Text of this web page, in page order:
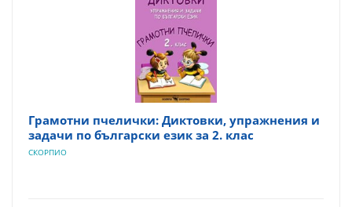
Грамотни пчелички: Диктовки, упражнения и
задачи по български език за 2. клас
СКОРПИО